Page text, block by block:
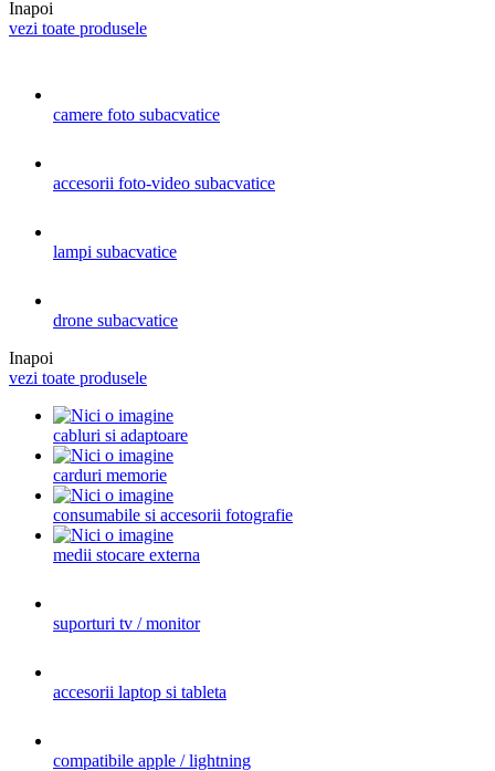
Inapoi
vezi toate produsele
camere foto subacvatice
accesorii foto-video subacvatice
lampi subacvatice
drone subacvatice
Inapoi
vezi toate produsele
cabluri si adaptoare
carduri memorie
consumabile si accesorii fotografie
medii stocare externa
suporturi tv / monitor
accesorii laptop si tableta
compatibile apple / lightning